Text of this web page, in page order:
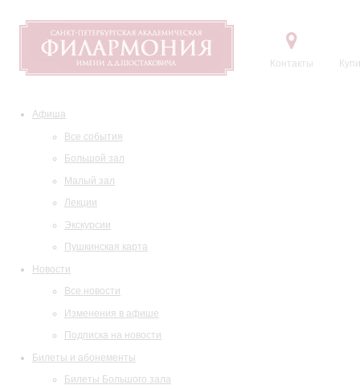
Контакты
Афиша
Все события
Большой зал
Малый зал
Лекции
Экскурсии
Пушкинская карта
Новости
Все новости
Изменения в афише
Подписка на новости
Билеты и абонементы
Билеты Большого зала